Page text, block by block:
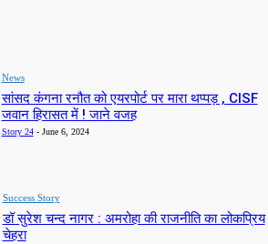
News
सांसद कंगना रनौत को एयरपोर्ट पर मारा थप्पड़ , CISF
जवान हिरासत में ! जाने वजह
Story 24 - June 6, 2024
Success Story
डॉ सुरेश चन्द नागर : अमरोहा की राजनीति का लोकप्रिय
चेहरा